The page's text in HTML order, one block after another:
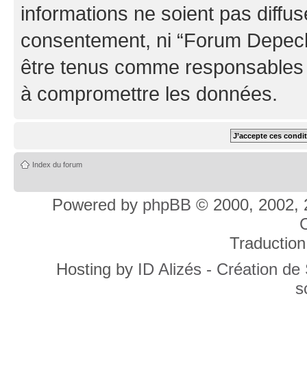
informations ne soient pas
consentement, ni “Forum
être tenus comme
à compromettre les données.
Index du forum
Powered by phpBB © 2000, 2002,
Hosting by ID Alizés - Création